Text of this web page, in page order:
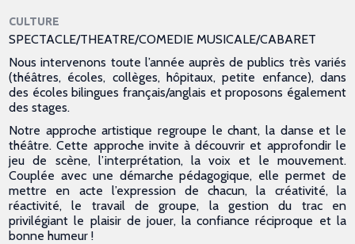
CULTURE
SPECTACLE/THEATRE/COMEDIE MUSICALE/CABARET
Nous intervenons toute l’année auprès de publics très variés
(théâtres, écoles, collèges, hôpitaux, petite enfance), dans
des écoles bilingues français/anglais et proposons également
des stages.
Notre approche artistique regroupe le chant, la danse et le
théâtre. Cette approche invite à découvrir et approfondir le
jeu de scène, l’interprétation, la voix et le mouvement.
Couplée avec une démarche pédagogique, elle permet de
mettre en acte l’expression de chacun, la créativité, la
réactivité, le travail de groupe, la gestion du trac en
privilégiant le plaisir de jouer, la confiance réciproque et la
bonne humeur !